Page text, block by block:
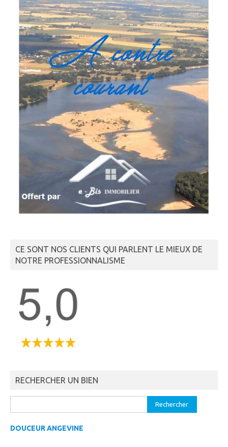
CE SONT NOS CLIENTS QUI PARLENT LE MIEUX DE
NOTRE PROFESSIONNALISME
RECHERCHER UN BIEN
DOUCEUR ANGEVINE